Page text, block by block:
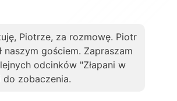
Piotrze, za rozmowę. Piotr
naszym gościem. Zapraszam
odcinków "Złapani w
do zobaczenia.